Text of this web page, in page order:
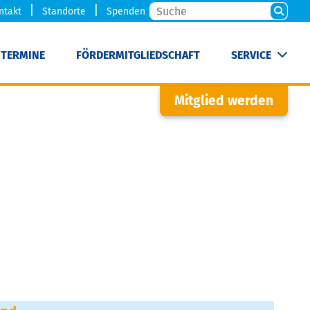
Standorte Spenden
TERMINE FÖRDERMITGLIEDSCHAFT SERVICE
Mitglied werden